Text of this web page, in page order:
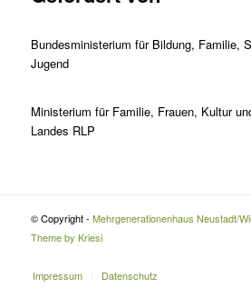
Bundesministerium für Bildung, Familie,
Jugend
Ministerium für Familie, Frauen, Kultur
Landes RLP
© Copyright - Mehrgenerationenhaus Neustadt/
Theme by Kriesi
Impressum Datenschutz